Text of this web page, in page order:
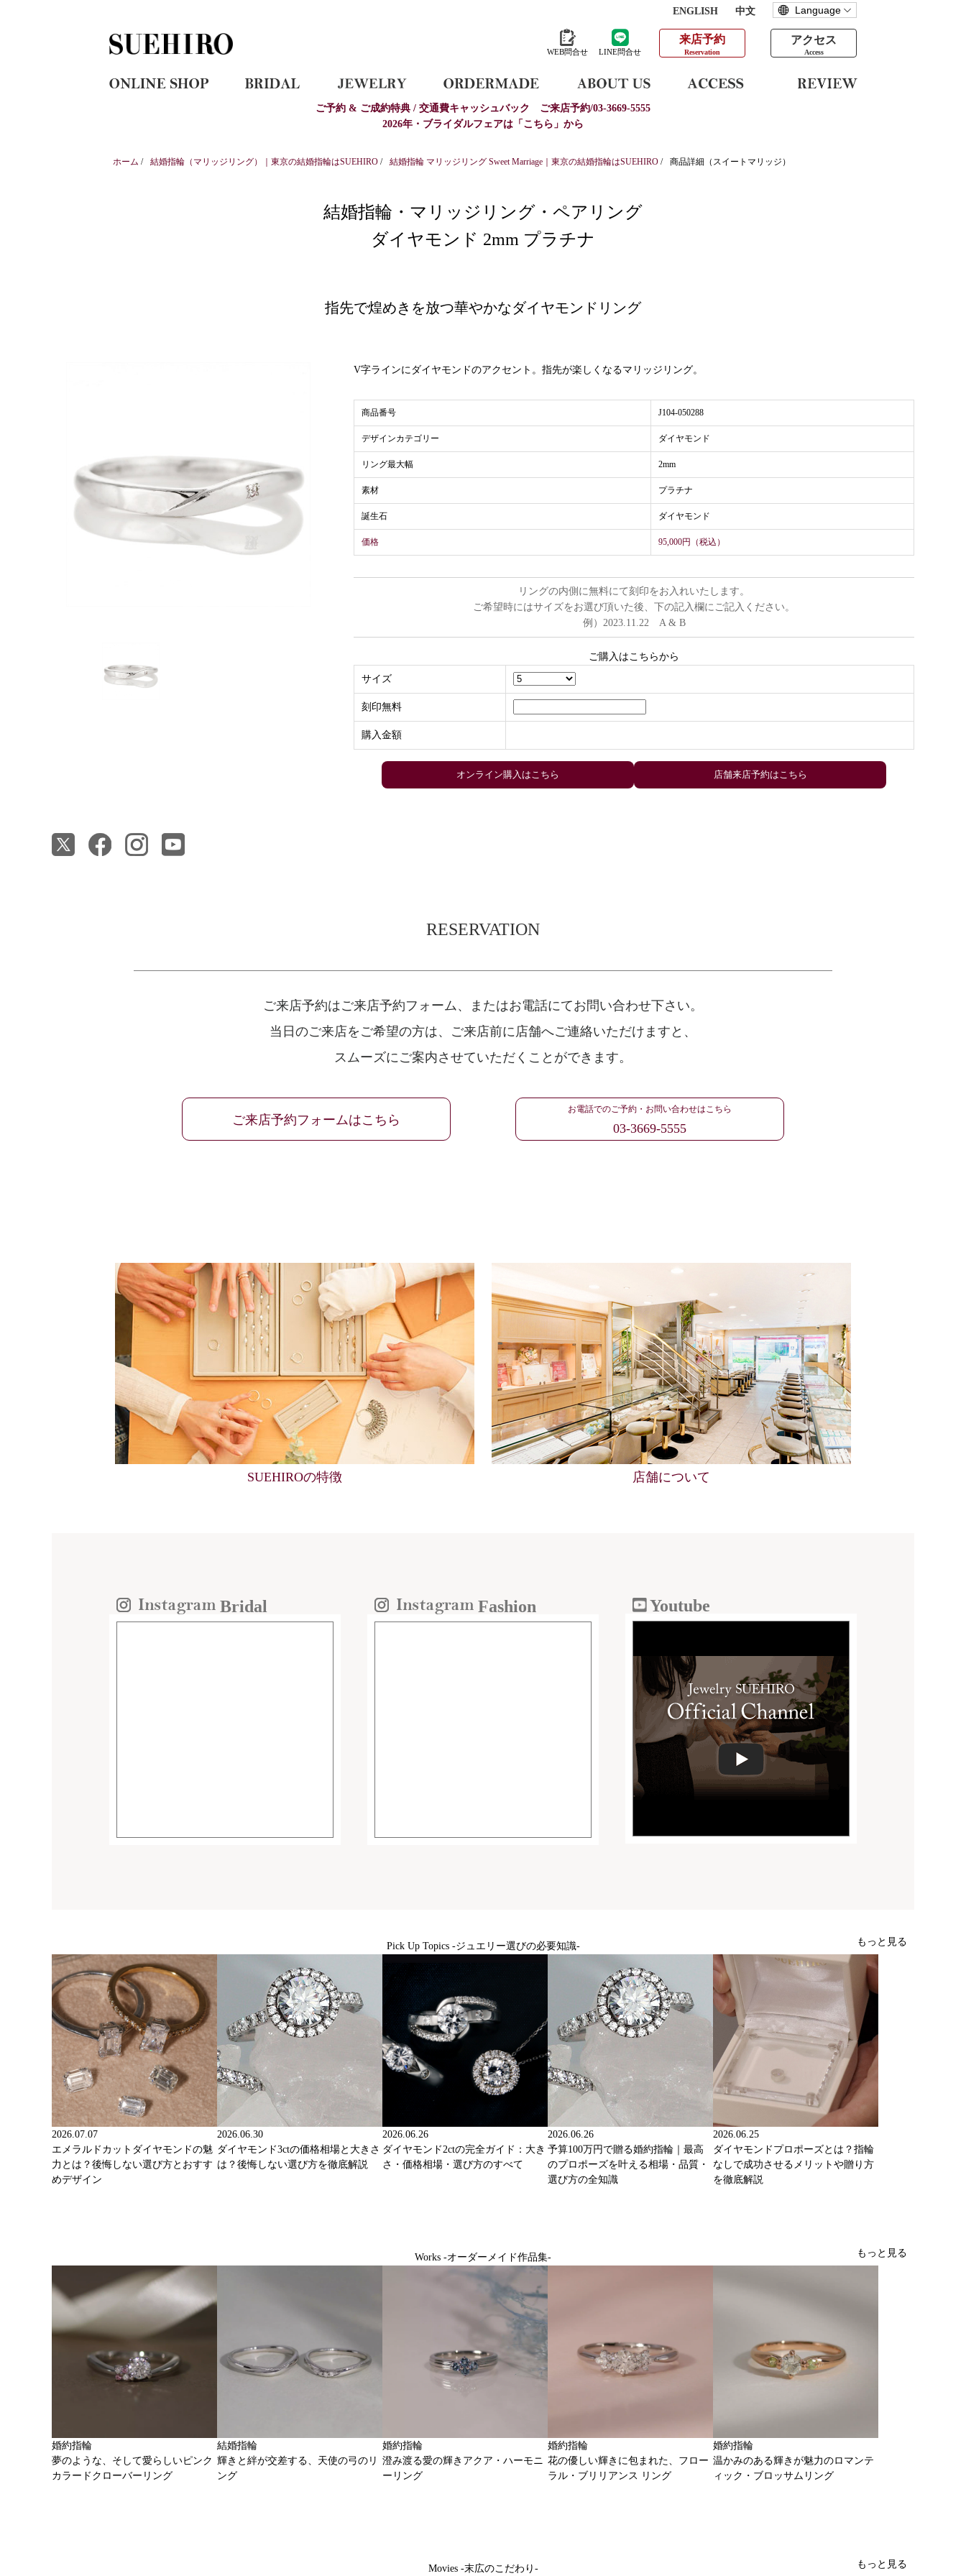
ENGLISH 中文
WEB問合せ LINE問合せ
来店予約
Reservation
アクセス
Access
ご予約 & ご成約特典 / 交通費キャッシュバック
ご来店予約/03-3669-5555
2026年・ブライダルフェアは「こちら」から
ホーム / 結婚指輪（マリッジリング）｜東京の結婚指輪はSUEHIRO / 結婚指輪 マリッジリング Sweet Marriage｜東京の結婚指輪はSUEHIRO / 商品詳細（スイートマリッジ）
結婚指輪・マリッジリング・ペアリング
ダイヤモンド 2mm プラチナ
指先で煌めきを放つ華やかなダイヤモンドリング
V字ラインにダイヤモンドのアクセント。指先が楽しくなるマリッジリング。
商品番号 J104-050288
デザインカテゴリー ダイヤモンド
リング最大幅 2mm
素材 プラチナ
誕生石 ダイヤモンド
価格 95,000円（税込）
リングの内側に無料にて刻印をお入れいたします。
ご希望時にはサイズをお選び頂いた後、下の記入欄にご記入ください。
例）2023.11.22 A & B
ご購入はこちらから
サイズ
刻印無料
購入金額
店舗来店予約はこちら
RESERVATION
ご来店予約はご来店予約フォーム、
またはお電話にてお問い合わせ下さい。
当日のご来店をご希望の方は、 ご来店前に店舗へご連絡いただけますと、
スムーズにご案内させていただくことができます。
ご来店予約フォームはこちら
お電話でのご予約・お問い合わせはこちら
03-3669-5555
SUEHIROの特徴 店舗について
Bridal Fashion Youtube
Pick Up Topics -ジュエリー選びの必要知識- もっと見る
2026.07.07
エメラルドカットダイヤモンドの魅
力とは？後悔しない選び方とおすす
めデザイン
2026.06.30
ダイヤモンド3ctの価格相場と大きさ
は？後悔しない選び方を徹底解説
2026.06.26
ダイヤモンド2ctの完全ガイド：大き
さ・価格相場・選び方のすべて
2026.06.26
予算100万円で贈る婚約指輪｜最高
のプロポーズを叶える相場・品質・
選び方の全知識
2026.06.25
ダイヤモンドプロポーズとは？指輪
なしで成功させるメリットや贈り方
を徹底解説
Works -オーダーメイド作品集- もっと見る
婚約指輪
夢のような、そして愛らしいピンク
カラードクローバーリング
結婚指輪
輝きと絆が交差する、天使の弓のリ
ング
婚約指輪
澄み渡る愛の輝きアクア・ハーモニ
ーリング
婚約指輪
花の優しい輝きに包まれた、フロー
ラル・ブリリアンス リング
婚約指輪
温かみのある輝きが魅力のロマンテ
ィック・ブロッサムリング
Movies -末広のこだわり- もっと見る